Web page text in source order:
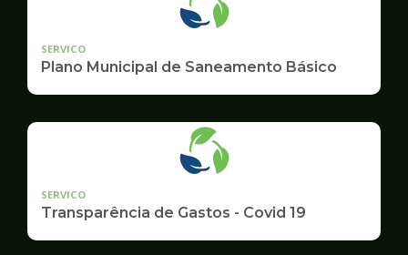
SERVICO
Plano Municipal de Saneamento Básico
SERVICO
Transparência de Gastos - Covid 19